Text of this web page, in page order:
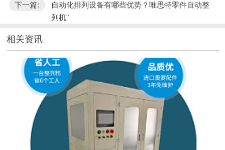
下一篇:
自动化排列设备有哪些优势？唯思特零件自动整
列机"
相关资讯